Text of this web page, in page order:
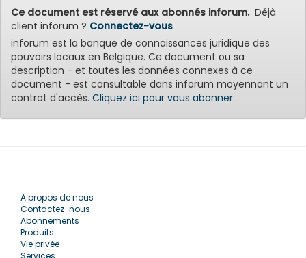
Ce document est réservé aux abonnés inforum.Déjà
client inforum ? Connectez-vous
inforum est la banque de connaissances juridique des
pouvoirs locaux en Belgique. Ce document ou sa
description - et toutes les données connexes à ce
document - est consultable dans inforum moyennant un
contrat d'accès. Cliquez ici pour vous abonner
A propos de nous
Contactez-nous
Abonnements
Produits
Vie privée
Services